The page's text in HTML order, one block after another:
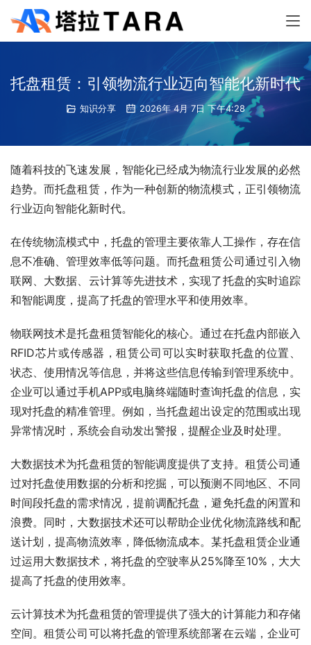
托盘租赁：引领物流行业迈向智能化新时代
知识分享 2026年 4月 7日 下午4:28
随着科技的飞速发展，智能化已经成为物流行业发展的必然
趋势。而托盘租赁，作为一种创新的物流模式，正引领物流
行业迈向智能化新时代。
在传统物流模式中，托盘的管理主要依靠人工操作，存在信
息不准确、管理效率低等问题。而托盘租赁公司通过引入物
联网、大数据、云计算等先进技术，实现了托盘的实时追踪
和智能调度，提高了托盘的管理水平和使用效率。
物联网技术是托盘租赁智能化的核心。通过在托盘内部嵌入
RFID芯片或传感器，租赁公司可以实时获取托盘的位置、
状态、使用情况等信息，并将这些信息传输到管理系统中。
企业可以通过手机APP或电脑终端随时查询托盘的信息，实
现对托盘的精准管理。例如，当托盘超出设定的范围或出现
异常情况时，系统会自动发出警报，提醒企业及时处理。
大数据技术为托盘租赁的智能调度提供了支持。租赁公司通
过对托盘使用数据的分析和挖掘，可以预测不同地区、不同
时间段托盘的需求情况，提前调配托盘，避免托盘的闲置和
浪费。同时，大数据技术还可以帮助企业优化物流路线和配
送计划，提高物流效率，降低物流成本。某托盘租赁企业通
过运用大数据技术，将托盘的空驶率从25%降至10%，大大
提高了托盘的使用效率。
云计算技术为托盘租赁的管理提供了强大的计算能力和存储
空间。租赁公司可以将托盘的管理系统部署在云端，企业可